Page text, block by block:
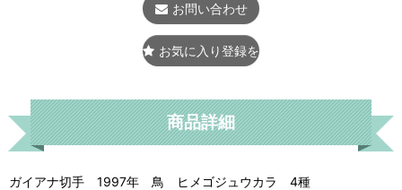
お問い合わせ
お気に入り登録をする
商品詳細
ガイアナ切手 1997年 鳥 ヒメゴジュウカラ 4種